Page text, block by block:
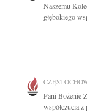
Naszemu
głębokiego
Pani Bożenie
współczucia